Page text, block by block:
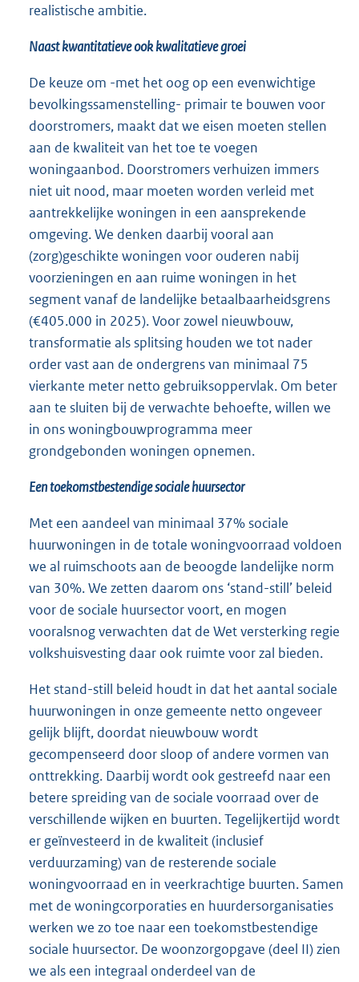
realistische ambitie.
Naast kwantitatieve ook kwalitatieve groei
De keuze om -met het oog op een evenwichtige
bevolkingssamenstelling- primair te bouwen voor
doorstromers, maakt dat we eisen moeten stellen
aan de kwaliteit van het toe te voegen
woningaanbod. Doorstromers verhuizen immers
niet uit nood, maar moeten worden verleid met
aantrekkelijke woningen in een aansprekende
omgeving. We denken daarbij vooral aan
(zorg)geschikte woningen voor ouderen nabij
voorzieningen en aan ruime woningen in het
segment vanaf de landelijke betaalbaarheidsgrens
(€405.000 in 2025). Voor zowel nieuwbouw,
transformatie als splitsing houden we tot nader
order vast aan de ondergrens van minimaal 75
vierkante meter netto gebruiksoppervlak. Om beter
aan te sluiten bij de verwachte behoefte, willen we
in ons woningbouwprogramma meer
grondgebonden woningen opnemen.
Een toekomstbestendige sociale huursector
Met een aandeel van minimaal 37% sociale
huurwoningen in de totale woningvoorraad voldoen
we al ruimschoots aan de beoogde landelijke norm
van 30%. We zetten daarom ons ‘stand-still’ beleid
voor de sociale huursector voort, en mogen
vooralsnog verwachten dat de Wet versterking regie
volkshuisvesting daar ook ruimte voor zal bieden.
Het stand-still beleid houdt in dat het aantal sociale
huurwoningen in onze gemeente netto ongeveer
gelijk blijft, doordat nieuwbouw wordt
gecompenseerd door sloop of andere vormen van
onttrekking. Daarbij wordt ook gestreefd naar een
betere spreiding van de sociale voorraad over de
verschillende wijken en buurten. Tegelijkertijd wordt
er geïnvesteerd in de kwaliteit (inclusief
verduurzaming) van de resterende sociale
woningvoorraad en in veerkrachtige buurten. Samen
met de woningcorporaties en huurdersorganisaties
werken we zo toe naar een toekomstbestendige
sociale huursector. De woonzorgopgave (deel II) zien
we als een integraal onderdeel van de